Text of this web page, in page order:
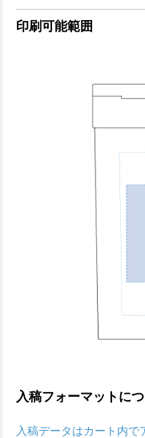
印刷可能範囲
入稿フォーマットに
入稿データはカート内で